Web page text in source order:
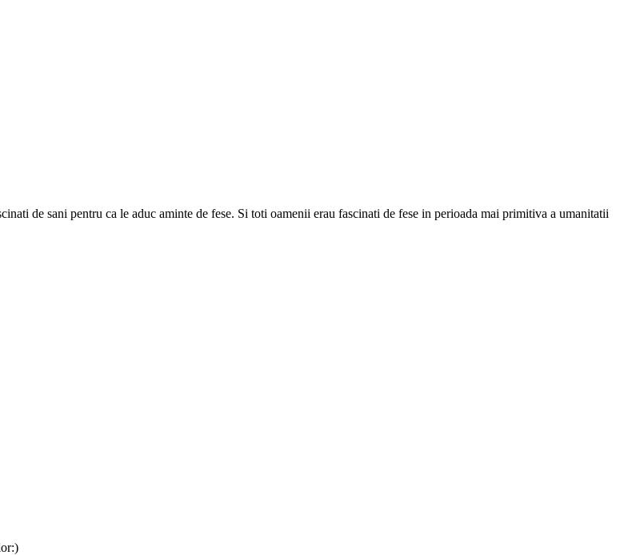
de sani pentru ca le aduc aminte de fese. Si toti oamenii erau fascinati de fese in perioada mai primitiva a umanitatii